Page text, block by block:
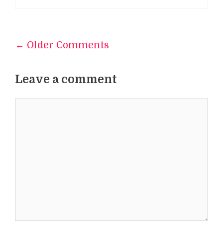
Comment
← Older Comments
Leave a comment